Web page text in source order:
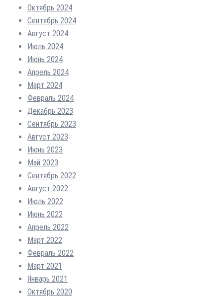
Октябрь 2024
Сентябрь 2024
Август 2024
Июль 2024
Июнь 2024
Апрель 2024
Март 2024
Февраль 2024
Декабрь 2023
Сентябрь 2023
Август 2023
Июнь 2023
Май 2023
Сентябрь 2022
Август 2022
Июль 2022
Июнь 2022
Апрель 2022
Март 2022
Февраль 2022
Март 2021
Январь 2021
Октябрь 2020